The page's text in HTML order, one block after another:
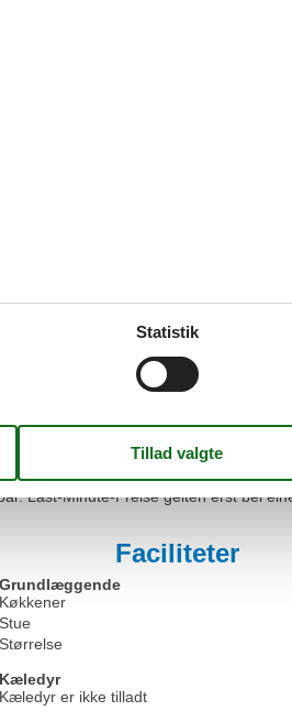
Ruhezone (innen u. außen) zum
der Nutzung kommen kann.
kostenfrei nutzen können.
nicht gestattet ist und
in jedem Fall die Kurtaxe. Das
kann pro Person zu 19 ,- €
Last-Minute-Preise gelten erst bei
Banküberweisung,
Buchungsbestätigung.
in jedem Fall die Kurtaxe. Das
kann pro Person zu 19 ,- €
Last-Minute-Preise gelten erst bei
Faciliteter
Grundlæggende
Køkkener
Stue
Størrelse
Kæledyr
Kæledyr er ikke tilladt
Statistik